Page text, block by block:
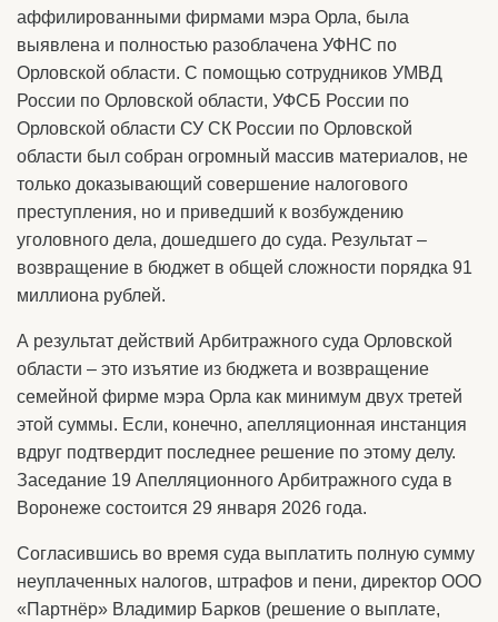
аффилированными фирмами мэра Орла, была
выявлена и полностью разоблачена УФНС по
Орловской области. С помощью сотрудников УМВД
России по Орловской области, УФСБ России по
Орловской области СУ СК России по Орловской
области был собран огромный массив материалов, не
только доказывающий совершение налогового
преступления, но и приведший к возбуждению
уголовного дела, дошедшего до суда. Результат –
возвращение в бюджет в общей сложности порядка 91
миллиона рублей.
А результат действий Арбитражного суда Орловской
области – это изъятие из бюджета и возвращение
семейной фирме мэра Орла как минимум двух третей
этой суммы. Если, конечно, апелляционная инстанция
вдруг подтвердит последнее решение по этому делу.
Заседание 19 Апелляционного Арбитражного суда в
Воронеже состоится 29 января 2026 года.
Согласившись во время суда выплатить полную сумму
неуплаченных налогов, штрафов и пени, директор ООО
«Партнёр» Владимир Барков (решение о выплате,